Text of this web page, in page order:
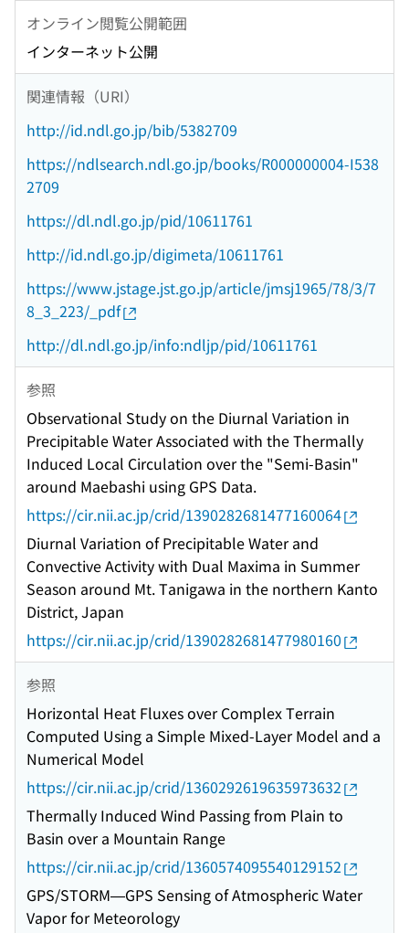
オンライン閲覧公開範囲
インターネット公開
関連情報（URI）
http://id.ndl.go.jp/bib/5382709
https://ndlsearch.ndl.go.jp/books/R000000004-I538
2709
https://dl.ndl.go.jp/pid/10611761
http://id.ndl.go.jp/digimeta/10611761
https://www.jstage.jst.go.jp/article/jmsj1965/78/3/7
8_3_223/_pdf
http://dl.ndl.go.jp/info:ndljp/pid/10611761
参照
Observational Study on the Diurnal Variation in
Precipitable Water Associated with the Thermally
Induced Local Circulation over the "Semi-Basin"
around Maebashi using GPS Data.
https://cir.nii.ac.jp/crid/1390282681477160064
Diurnal Variation of Precipitable Water and
Convective Activity with Dual Maxima in Summer
Season around Mt. Tanigawa in the northern Kanto
District, Japan
https://cir.nii.ac.jp/crid/1390282681477980160
参照
Horizontal Heat Fluxes over Complex Terrain
Computed Using a Simple Mixed-Layer Model and a
Numerical Model
https://cir.nii.ac.jp/crid/1360292619635973632
Thermally Induced Wind Passing from Plain to
Basin over a Mountain Range
https://cir.nii.ac.jp/crid/1360574095540129152
GPS/STORM—GPS Sensing of Atmospheric Water
Vapor for Meteorology